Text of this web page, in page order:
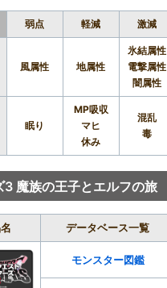
弱点 軽減 激減
風属性 地属性
氷結属性
電撃属性
闇属性
眠り
MP吸収
マヒ
休み
混乱
毒
3 魔族の王子とエルフの旅
データベース一覧
モンスター図鑑